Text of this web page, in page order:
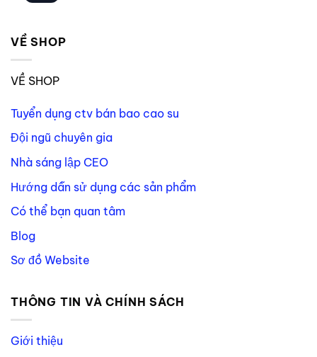
VỀ SHOP
VỀ SHOP
Tuyển dụng ctv bán bao cao su
Đội ngũ chuyên gia
Nhà sáng lập CEO
Hướng dẫn sử dụng các sản phẩm
Có thể bạn quan tâm
Blog
Sơ đồ Website
THÔNG TIN VÀ CHÍNH SÁCH
Giới thiệu